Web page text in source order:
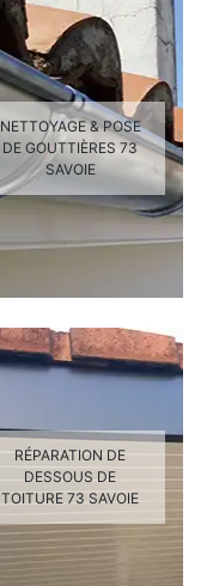
NETTOYAGE & POSE
DE GOUTTIÈRES 73
SAVOIE
RÉPARATION DE
DESSOUS DE
TOITURE 73 SAVOIE